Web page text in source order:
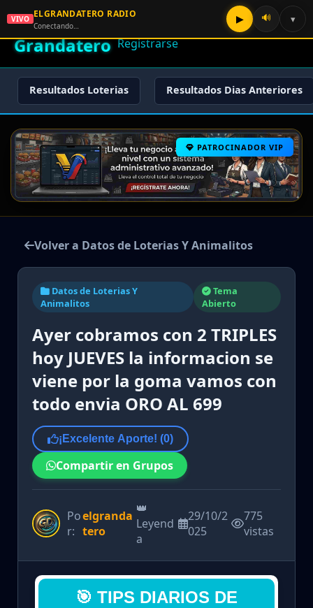
🌟 El
Grandatero
🔑 Iniciar Sesión
📝
Registrarse
Resultados Loterias Resultados Dias Anteriores
PATROCINADOR VIP
Volver a Datos de Loterias Y Animalitos
Datos de Loterias Y
Animalitos
Tema
Abierto
Ayer cobramos con 2 TRIPLES
hoy JUEVES la informacion se
viene por la goma vamos con
todo envia ORO AL 699
¡Excelente Aporte! (0)
Compartir en Grupos
Po
r:
elgranda
tero
👑
Leyend
a
29/10/2
025
775
vistas
🎯 TIPS DIARIOS DE
VIVO ELGRANDATERO RADIO
Conectando…
▶ 🔊 ▾